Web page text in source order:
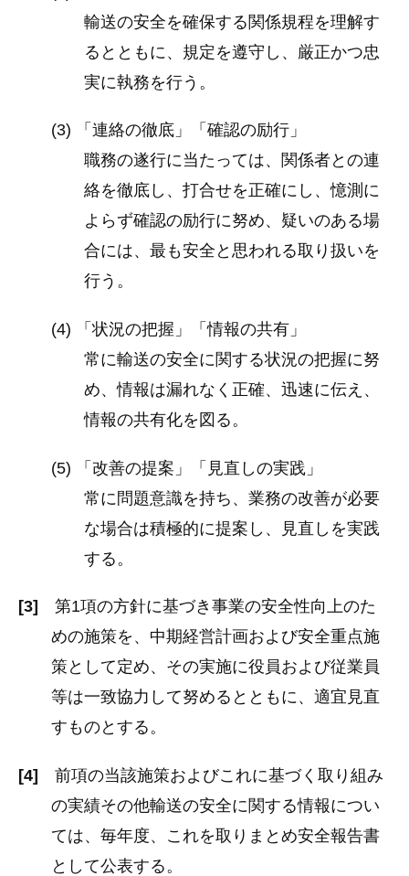
輸送の安全を確保する関係規程を理解す
るとともに、規定を遵守し、厳正かつ忠
実に執務を行う。
(3) 「連絡の徹底」「確認の励行」
職務の遂行に当たっては、関係者との連
絡を徹底し、打合せを正確にし、憶測に
よらず確認の励行に努め、疑いのある場
合には、最も安全と思われる取り扱いを
行う。
(4) 「状況の把握」「情報の共有」
常に輸送の安全に関する状況の把握に努
め、情報は漏れなく正確、迅速に伝え、
情報の共有化を図る。
(5) 「改善の提案」「見直しの実践」
常に問題意識を持ち、業務の改善が必要
な場合は積極的に提案し、見直しを実践
する。
[3]
第1項の方針に基づき事業の安全性向上のた
めの施策を、中期経営計画および安全重点施
策として定め、その実施に役員および従業員
等は一致協力して努めるとともに、適宜見直
すものとする。
[4] 前項の当該施策およびこれに基づく取り組み
の実績その他輸送の安全に関する情報につい
ては、毎年度、これを取りまとめ安全報告書
として公表する。